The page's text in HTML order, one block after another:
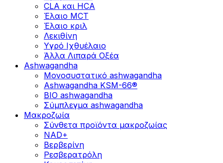
CLA και HCA
Έλαιο MCT
Έλαιο κριλ
Λεκιθίνη
Υγρό Ιχθυέλαιο
Άλλα Λιπαρά Οξέα
Ashwagandha
Μονοσυστατικό ashwagandha
Ashwagandha KSM-66®
BIO ashwagandha
Σύμπλεγμα ashwagandha
Μακροζωία
Σύνθετα προϊόντα μακροζωίας
NAD+
Βερβερίνη
Ρεσβερατρόλη